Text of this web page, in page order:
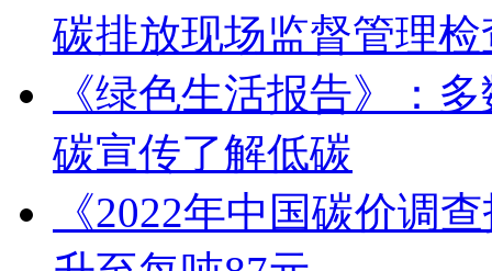
碳排放现场监督管理
《绿色生活报告》：
碳宣传了解低碳
《2022年中国碳价调